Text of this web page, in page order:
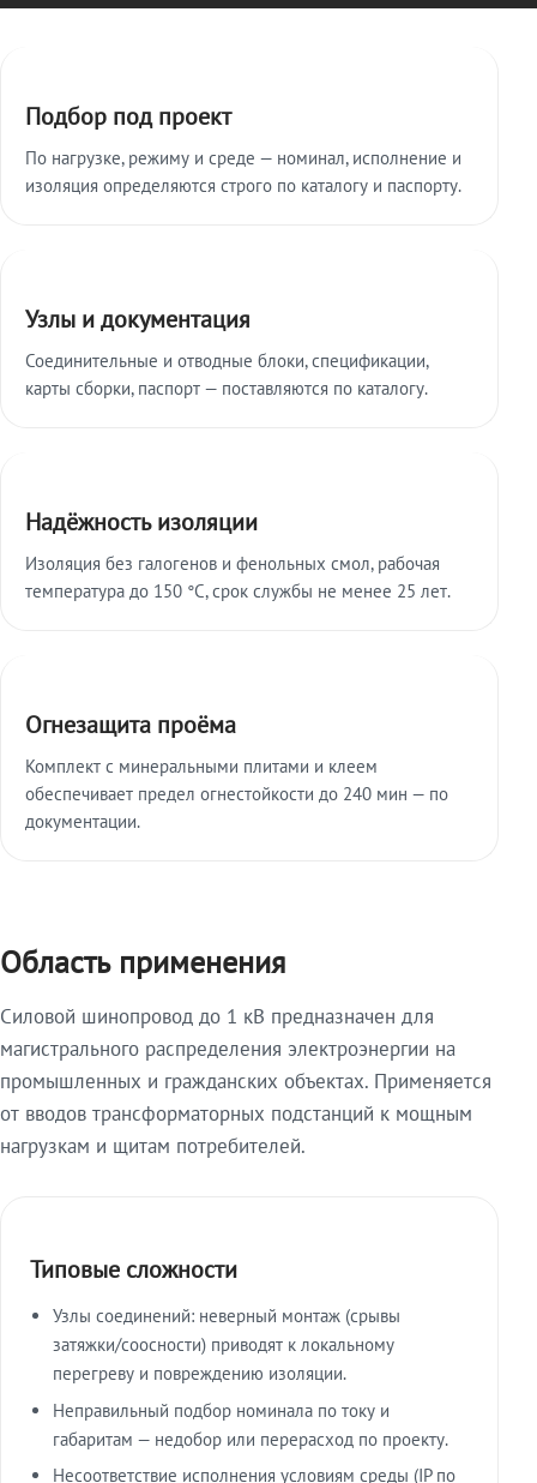
Подбор под проект
По нагрузке, режиму и среде — номинал, исполнение и
изоляция определяются строго по каталогу и паспорту.
Узлы и документация
Соединительные и отводные блоки, спецификации,
карты сборки, паспорт — поставляются по каталогу.
Надёжность изоляции
Изоляция без галогенов и фенольных смол, рабочая
температура до 150 °C, срок службы не менее 25 лет.
Огнезащита проёма
Комплект с минеральными плитами и клеем
обеспечивает предел огнестойкости до 240 мин — по
документации.
Область применения
Силовой шинопровод до 1 кВ предназначен для
магистрального распределения электроэнергии на
промышленных и гражданских объектах. Применяется
от вводов трансформаторных подстанций к мощным
нагрузкам и щитам потребителей.
Типовые сложности
Узлы соединений: неверный монтаж (срывы
затяжки/соосности) приводят к локальному
перегреву и повреждению изоляции.
Неправильный подбор номинала по току и
габаритам — недобор или перерасход по проекту.
Несоответствие исполнения условиям среды (IP по